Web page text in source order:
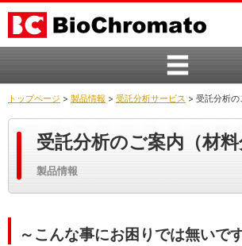
トップページ > 製品情報 > 受託分析サービス > 受託分析の
受託分析のご案内（材料
製品情報
～こんな事にお困りでは無いで